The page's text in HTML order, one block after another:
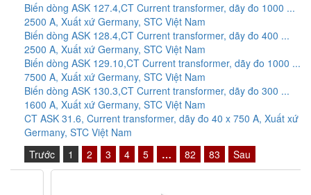
Biến dòng ASK 127.4,CT Current transformer, dãy đo 1000 ...
2500 A, Xuất xứ Germany, STC Việt Nam
Biến dòng ASK 128.4,CT Current transformer, dãy đo 400 ...
2500 A, Xuất xứ Germany, STC Việt Nam
Biến dòng ASK 129.10,CT Current transformer, dãy đo 1000 ...
7500 A, Xuất xứ Germany, STC Việt Nam
Biến dòng ASK 130.3,CT Current transformer, dãy đo 300 ...
1600 A, Xuất xứ Germany, STC Việt Nam
CT ASK 31.6, Current transformer, dãy đo 40 x 750 A, Xuất xứ
Germany, STC Việt Nam
Trước
1 2 3 4 5 … 82 83 Sau